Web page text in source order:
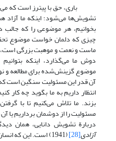
باری، حق با پیترز است که
تشویش‌ها می‌شود؛ اینکه ما آزاد
بخوانیم، هر موضوعی را که جالب
چیزی که دلمان خواست موضوع
ماست و نعمت و موهبت بزرگی است،
دوش ما می‌گذارد، اینکه
موضوع گزینش‌شده برای مطالعه و
آن قدر این مسئولیت سنگین است که
انتظار داریم به ما بگوید چه کار
بزند. ما تلاش می‌کنیم تا با
مسئولیت را از دوشمان برداریم یا
دربارة تشویش دانایی، همان
آزادی[28] (1941) است. این که